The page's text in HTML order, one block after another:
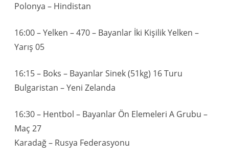
Polonya – Hindistan
16:00 – Yelken – 470 – Bayanlar İki Kişilik Yelken –
Yarış 05
16:15 – Boks – Bayanlar Sinek (51kg) 16 Turu
Bulgaristan – Yeni Zelanda
16:30 – Hentbol – Bayanlar Ön Elemeleri A Grubu –
Maç 27
Karadağ – Rusya Federasyonu